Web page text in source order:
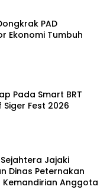
PAD
Ekonomi Tumbuh
Pada Smart BRT
Siger Fest 2026
Jajaki
Dinas Peternakan
Kemandirian Anggota